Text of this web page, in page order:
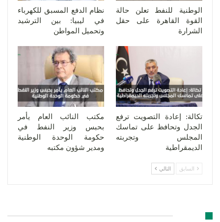
الوطنية للنفط تعلن حالة
القوة القاهرة على حقل
الشرارة
نظام الدفع المسبق للكهرباء
في ليبيا: بين الترشيد
وتحميل المواطن
تكالة: إعادة التصويت ترفع
الجدل وتحافظ على تماسك
المجلس وتجربته
الديمقراطية
مكتب النائب العام يأمر
بحبس وزير النفط في
حكومة الوحدة الوطنية
ومدير شؤون مكتبه
السابق التالي